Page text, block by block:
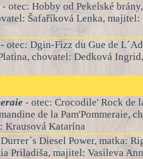
- otec: Hobby od Pekelské
Šafaříková Lenka, majitel:
- otec: Dgin-Fizz du Gue de
chovatel: Dedková
- otec: Crocodile' Rock de
de la Pam'Pommeraie,
Krausová Katarína
Diesel Power, matka:
Priladiša, majitel: Vasileva